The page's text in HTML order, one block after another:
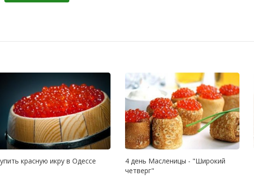
красную икру в Одессе
4 день Масленицы - "Широкий
четверг"